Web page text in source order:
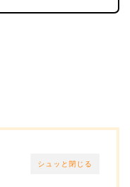
シュッと閉じる